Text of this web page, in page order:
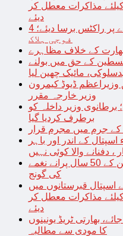
مذاکرات معطل کر
دیئے
حزب اللہ نے شام میں امریکی اڈے پر راکٹس برسا دیئے؛ 4
فوجی ہلاک
بھارت کے خلاف مظاہرے
کے حق میں بولنے
مائیک چھین لیا
وزیراعظم ڈیوڈ کیمرون
وزیر خارجہ مقرر
وزیر داخلہ کو
برطرف کردیا گیا
کے جرم میں مجرم قرار
کے اندر اور باہر
، دفنانے والا کوئی نہیں
اسکینڈے نیوین ممالک میں فلسطین کے 50 سال پرانے نغمے
کی گونج
اسپتال قبرستانوں میں
مذاکرات معطل کر
دیئے
بھارتی ٹریڈ یونینوں
کا مودی سے مطالبہ